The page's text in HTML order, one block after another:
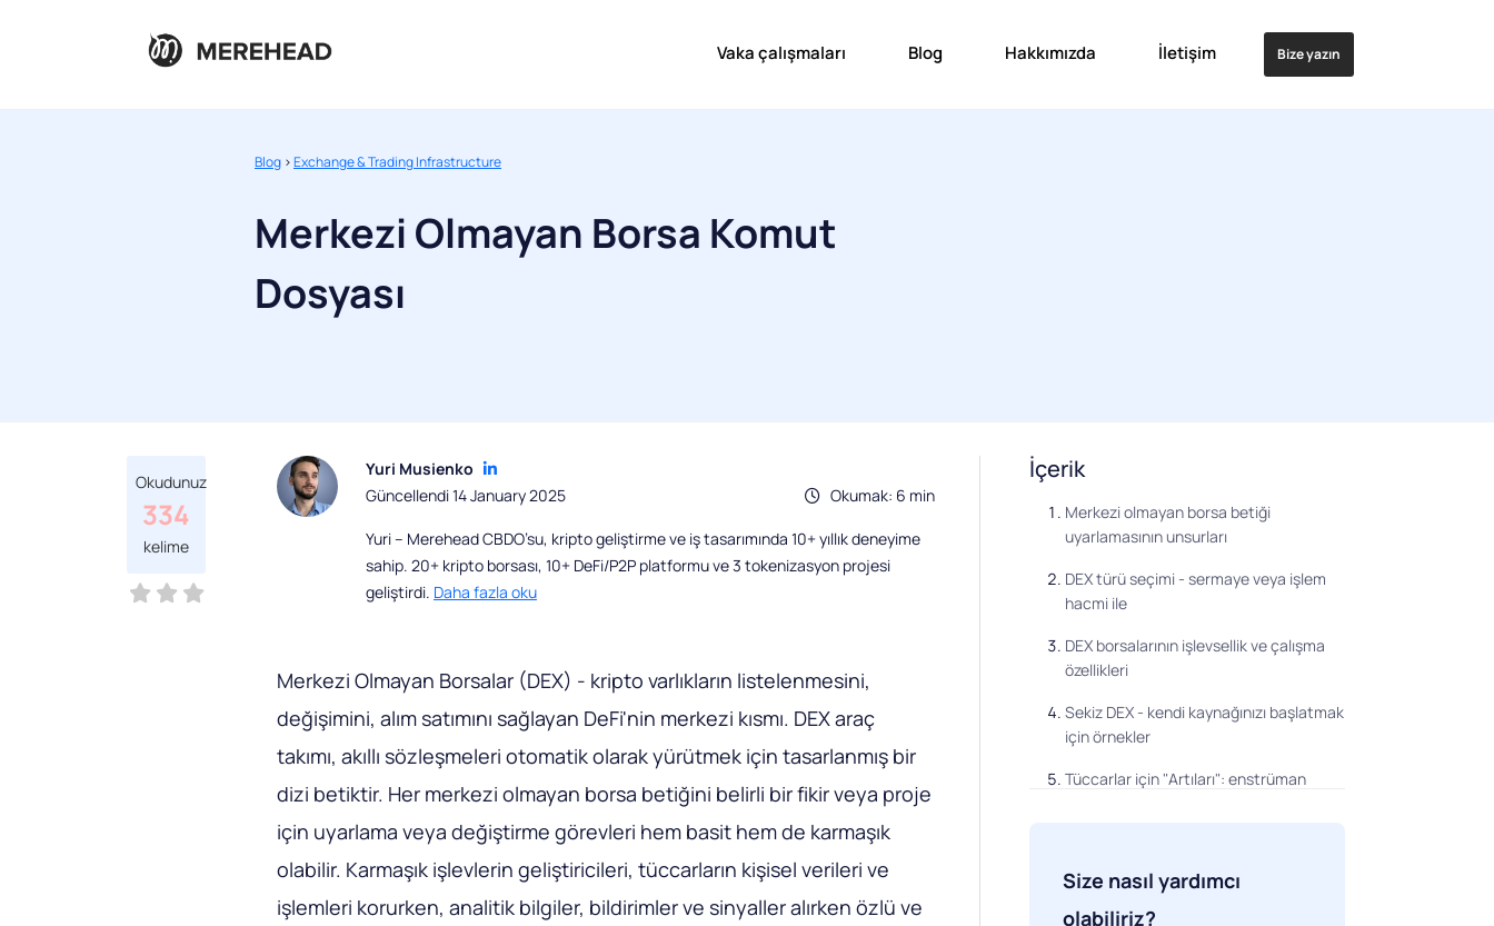
Vaka çalışmaları Blog Hakkımızda İletişim Bize yazın
Blog >Exchange & Trading Infrastructure
Merkezi Olmayan Borsa Komut
Dosyası
Okudunuz
334
kelime
Yuri Musienko
Okumak: 6 min
Güncellendi 14 January 2025
Yuri – Merehead CBDO’su, kripto geliştirme ve iş tasarımında 10+ yıllık deneyime
sahip. 20+ kripto borsası, 10+ DeFi/P2P platformu ve 3 tokenizasyon projesi
geliştirdi. Daha fazla oku
Merkezi Olmayan Borsalar (DEX) - kripto varlıkların listelenmesini,
değişimini, alım satımını sağlayan DeFi'nin merkezi kısmı. DEX araç
takımı, akıllı sözleşmeleri otomatik olarak yürütmek için tasarlanmış bir
dizi betiktir. Her merkezi olmayan borsa betiğini belirli bir fikir veya proje
için uyarlama veya değiştirme görevleri hem basit hem de karmaşık
olabilir. Karmaşık işlevlerin geliştiricileri, tüccarların kişisel verileri ve
işlemleri korurken, analitik bilgiler, bildirimler ve sinyaller alırken özlü ve
İçerik
Merkezi olmayan borsa betiği
uyarlamasının unsurları
DEX türü seçimi - sermaye veya işlem
hacmi ile
DEX borsalarının işlevsellik ve çalışma
özellikleri
Sekiz DEX - kendi kaynağınızı başlatmak
için örnekler
Tüccarlar için "Artıları": enstrüman
Likidite havuzunda varlık tahsisindeki
değişiklikler
Size nasıl yardımcı
olabiliriz?